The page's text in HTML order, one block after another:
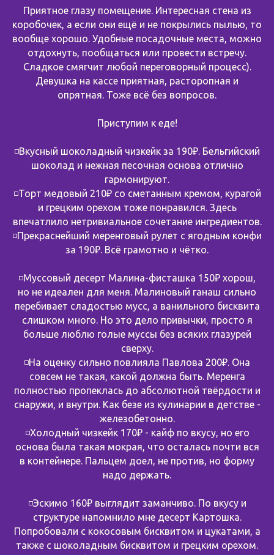
Приятное глазу помещение. Интересная стена из
коробочек, а если они ещё и не покрылись пылью, то
вообще хорошо. Удобные посадочные места, можно
отдохнуть, пообщаться или провести встречу.
Сладкое смягчит любой переговорный процесс).
Девушка на кассе приятная, расторопная и
опрятная. Тоже всё без вопросов.
Приступим к еде!
◽️Вкусный шоколадный чизкейк за 190₽. Бельгийский
шоколад и нежная песочная основа отлично
гармонируют.
◽️Торт медовый 210₽ со сметанным кремом, курагой
и грецким орехом тоже понравился. Здесь
впечатлило нетривиальное сочетание ингредиентов.
◽️Прекраснейший меренговый рулет с ягодным конфи
за 190₽. Всё грамотно и чётко.
◽️Муссовый десерт Малина-фисташка 150₽ хорош,
но не идеален для меня. Малиновый ганаш сильно
перебивает сладостью мусс, а ванильного бисквита
слишком много. Но это дело привычки, просто я
больше люблю голые муссы без всяких глазурей
сверху.
◽️На оценку сильно повлияла Павлова 200₽. Она
совсем не такая, какой должна быть. Меренга
полностью пропеклась до абсолютной твёрдости и
снаружи, и внутри. Как безе из кулинарии в детстве -
железобетонно.
◽️Холодный чизкейк 170₽ - кайф по вкусу, но его
основа была такая мокрая, что осталась почти вся
в контейнере. Пальцем доел, не против, но форму
надо держать.
◽️Эскимо 160₽ выглядит заманчиво. По вкусу и
структуре напомнило мне десерт Картошка.
Попробовали с кокосовым бисквитом и цукатами, а
также с шоколадным бисквитом и грецким орехом.